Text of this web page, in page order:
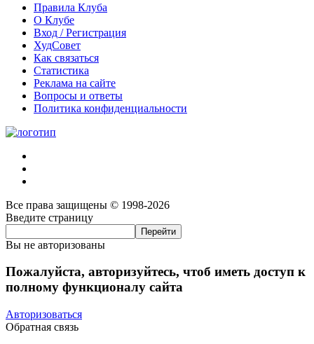
Правила Клуба
О Клубе
Вход / Регистрация
ХудСовет
Как связаться
Статистика
Реклама на сайте
Вопросы и ответы
Политика конфиденциальности
Все права защищены © 1998-2026
Введите страницу
Вы не авторизованы
Пожалуйста, авторизуйтесь, чтоб иметь доступ к
полному функционалу сайта
Авторизоваться
Обратная связь